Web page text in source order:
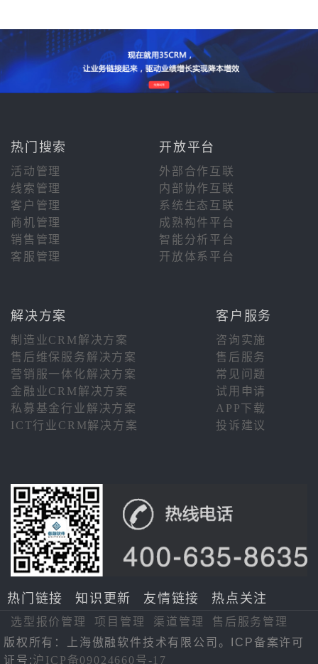
热门搜索 开放平台
活动管理
外部合作互联
线索管理
内部协作互联
客户管理
系统生态互联
商机管理
成熟构件平台
销售管理
智能分析平台
客服管理
开放体系平台
解决方案 客户服务
制造业CRM解决方案
咨询实施
售后维保服务解决方案
售后服务
营销服一体化解决方案
常见问题
金融业CRM解决方案
试用申请
私募基金行业解决方案
APP下载
ICT行业CRM解决方案
投诉建议
热门链接 知识更新 友情链接 热点关注
选型报价管理 项目管理 渠道管理
售后服务管理
版权所有：上海傲融软件技术有限公司。ICP备案许可
证号:沪ICP备09024660号-17